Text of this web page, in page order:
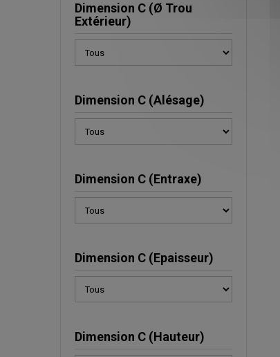
Dimension C (Ø Trou
Extérieur)
Dimension C (Alésage)
Dimension C (Entraxe)
Dimension C (Epaisseur)
Dimension C (Hauteur)